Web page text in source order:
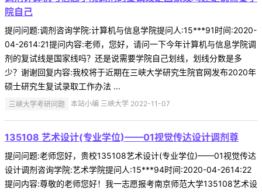
院自己
提问问题:调剂咨询学院:计算机与信息学院提问人:15***91时间:2020-
04-2614:21提问内容:老师，您好，请问一下今年计算机与信息学院调
剂的复试线是国家线吗？还是说需要学院自己划线，划线分数是多
少？谢谢回复内容:我校将于近期在三峡大学研究生院官网发布2020年
硕士研究生复试录取工作办法 ...
三峡大学考研问题 本站小编 三峡大学 2022-11-07
135108 艺术设计(专业学位)——01视觉传达设计调剂尊
提问问题:老师您好，贵校135108艺术设计(专业学位)——01视觉传达
设计调剂咨询学院:艺术学院提问人:15***94时间:2020-04-2614:22
提问内容:尊敬的老师您好！我一志愿报考南京师范大学135108艺术设